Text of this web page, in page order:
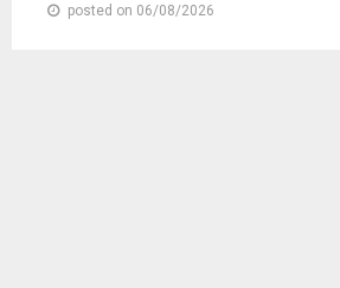
posted on 06/08/2026